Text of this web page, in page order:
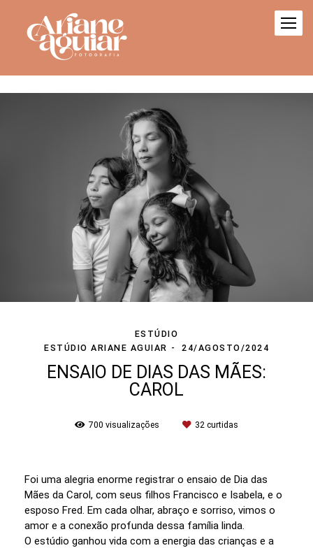
ESTÚDIO
ESTÚDIO ARIANE AGUIAR
24/AGOSTO/2024
ENSAIO DE DIAS DAS MÃES:
CAROL
700 visualizações 32 curtidas
Foi uma alegria enorme registrar o ensaio de Dia das
Mães da Carol, com seus filhos Francisco e Isabela, e o
esposo Fred. Em cada olhar, abraço e sorriso, vimos o
amor e a conexão profunda dessa família linda.
O estúdio ganhou vida com a energia das crianças e a